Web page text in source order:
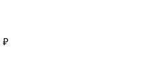
₽